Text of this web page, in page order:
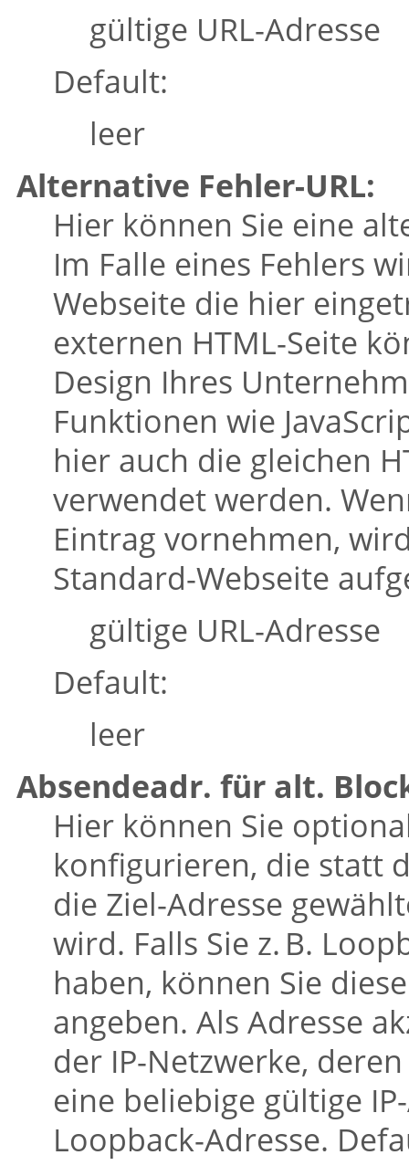
gültige URL-Adresse
Default:
leer
Alternative Fehler-URL:
Hier können Sie eine
Im Falle eines Fehlers
Webseite die hier
externen HTML-Seite
Design Ihres
Funktionen wie
hier auch die gleichen
verwendet werden.
Eintrag vornehmen,
Standard-Webseite
gültige URL-Adresse
Default:
leer
Absendeadr. für alt.
Hier können Sie
konfigurieren, die statt
die Ziel-Adresse
wird. Falls Sie z. B.
haben, können Sie
angeben. Als Adresse
der IP-Netzwerke,
eine beliebige gültige
Loopback-Adresse.